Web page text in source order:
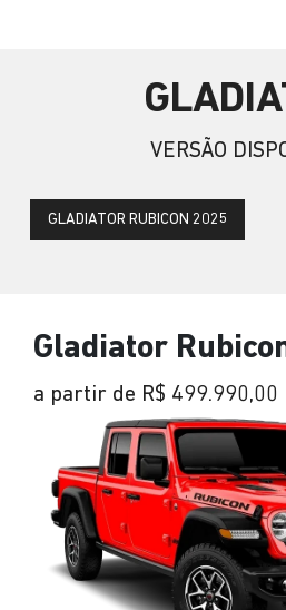
VERSÃO
GLADIATOR RUBICON 2025
Gladiator
a partir de R$ 499.990,00